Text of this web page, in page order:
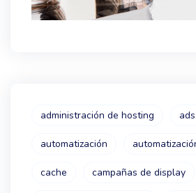
administración de hosting ads
automatización
cache campañas de display